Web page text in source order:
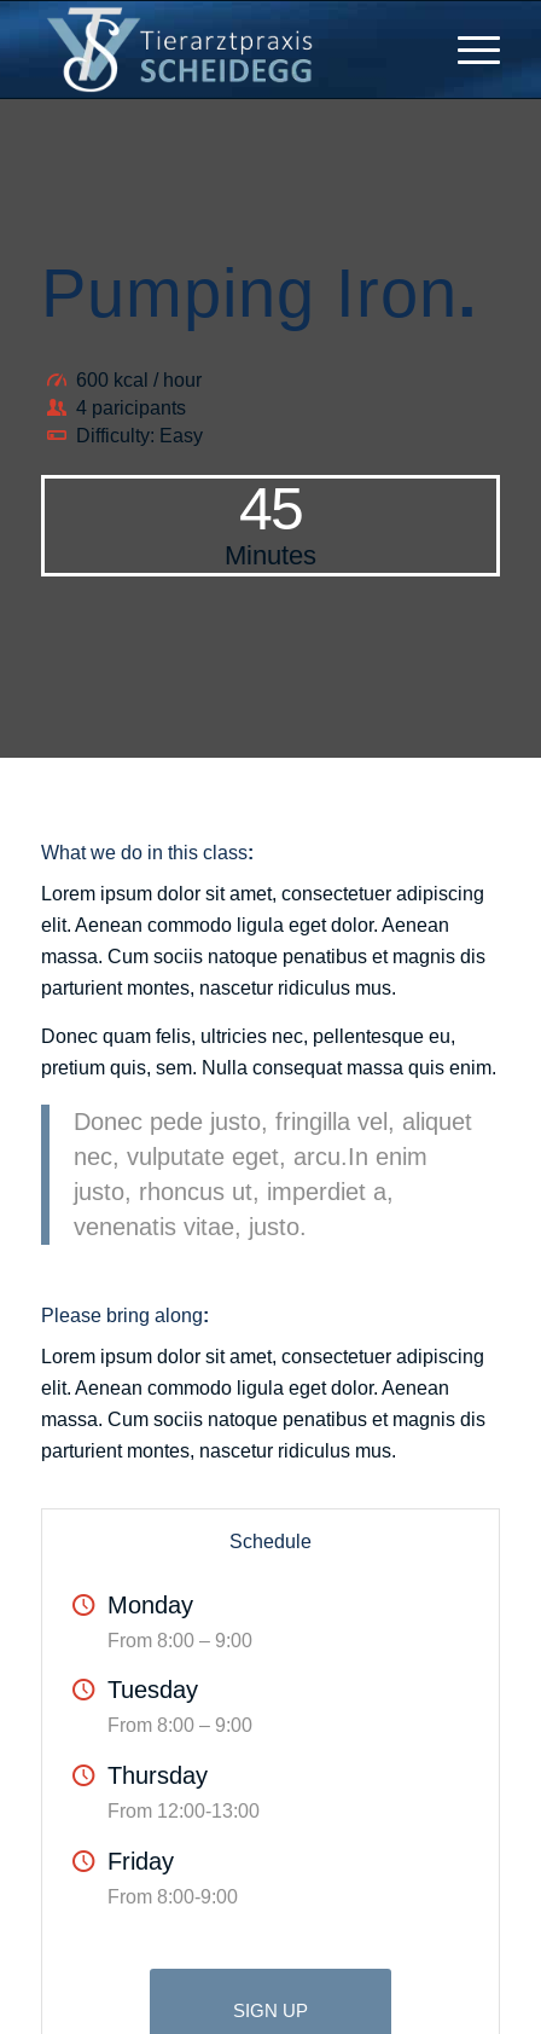
Pumping Iron.
600 kcal / hour
4 paricipants
Difficulty: Easy
45
Minutes
What we do in this class:
Lorem ipsum dolor sit amet, consectetuer adipiscing
elit. Aenean commodo ligula eget dolor. Aenean
massa. Cum sociis natoque penatibus et magnis dis
parturient montes, nascetur ridiculus mus.
Donec quam felis, ultricies nec, pellentesque eu,
pretium quis, sem. Nulla consequat massa quis enim.
Donec pede justo, fringilla vel, aliquet
nec, vulputate eget, arcu.In enim
justo, rhoncus ut, imperdiet a,
venenatis vitae, justo.
Please bring along:
Lorem ipsum dolor sit amet, consectetuer adipiscing
elit. Aenean commodo ligula eget dolor. Aenean
massa. Cum sociis natoque penatibus et magnis dis
parturient montes, nascetur ridiculus mus.
Schedule
Monday
From 8:00 – 9:00
Tuesday
From 8:00 – 9:00
Thursday
From 12:00-13:00
Friday
From 8:00-9:00
SIGN UP